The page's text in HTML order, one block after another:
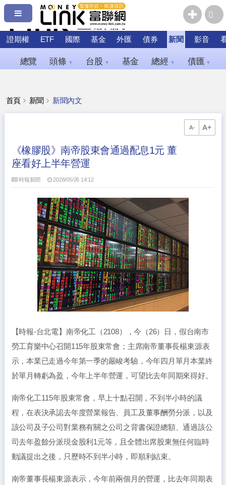
證期權 ETF 國際 基金 外匯 債券 新聞 影音
總覽 頭條 ▼ 台股 ▼ 基金 總經 ▼ 債匯 ▼
首頁 新聞 新聞內文
A- A+
《橡膠股》南帝股東會通過配息1元 董
座看好上半年營運
時報新聞 2026/05/26 14:12
【時報-台北電】南帝化工（2108），今（26）日，假台南市
勞工育樂中心召開115年股東常會；主席南帝董事長楊東源表
示，本業已走過今年第一季的嚴峻考驗，今年四月單月本業終
於單月轉虧為盈，今年上半年營運，可望比去年同期來得好。
南帝化工115年股東常會，早上十點召開，不到半小時的議
程，在表決承認去年度營業報告、員工及董事酬勞分派，以及
該公司及子公司對業務有關之公司之背書保證總額、通過該公
司去年盈餘分派現金股利1元等，且全體出席股東無任何臨時
動議提出之後，只歷時不到半小時，即順利結束。
南帝董事長楊東源表示，今年前兩個月的營運，比去年同期表